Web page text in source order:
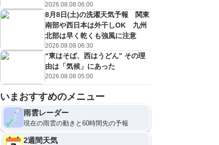
2026.08.08 06:00
8月8日(土)の洗濯天気予報 関東
南部や西日本は外干しOK 九州
北部は早く乾くも強風に注意
2026.08.08 06:30
“東はそば、西はうどん” その理
由は「気候」にあった
2026.08.08 05:00
いまおすすめのメニュー
雨雲レーダー
現在の雨雲の動きと60時間先の予報
2週間天気